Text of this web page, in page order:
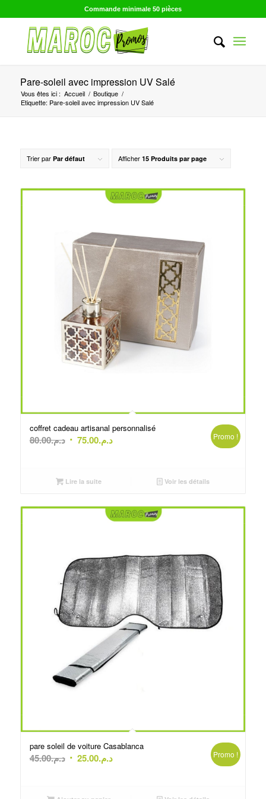
Commande minimale 50 pièces
Pare-soleil avec impression UV Salé
Vous êtes ici : Accueil / Boutique /
Etiquette: Pare-soleil avec impression UV Salé
Trier par Par défaut Afficher 15 Produits par page
coffret cadeau artisanal personnalisé
د.م.80.00
Le
était :
د.م.75.00
Le
Promo !
Lire la suite Voir les détails
pare soleil de voiture Casablanca
د.م.45.00
Le
د.م.25.00
Le
Promo !